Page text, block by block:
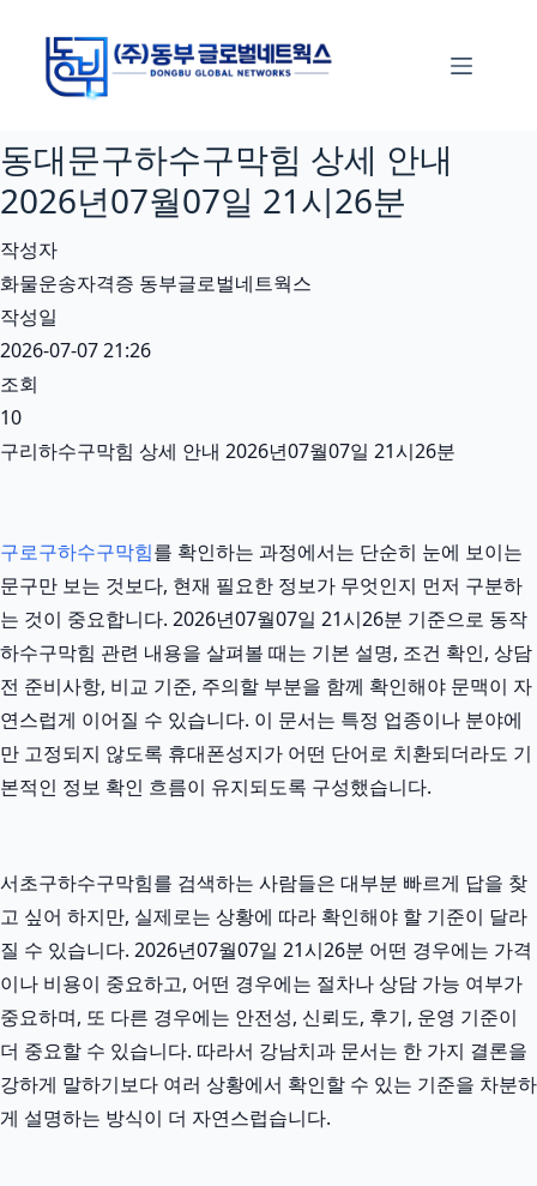
건
너
뛰
기
동대문구하수구막힘 상세 안내
2026년07월07일 21시26분
작성자
화물운송자격증 동부글로벌네트웍스
작성일
2026-07-07 21:26
조회
10
구리하수구막힘 상세 안내 2026년07월07일 21시26분
구로구하수구막힘를 확인하는 과정에서는 단순히 눈에 보이는
문구만 보는 것보다, 현재 필요한 정보가 무엇인지 먼저 구분하
는 것이 중요합니다. 2026년07월07일 21시26분 기준으로 동작
하수구막힘 관련 내용을 살펴볼 때는 기본 설명, 조건 확인, 상담
전 준비사항, 비교 기준, 주의할 부분을 함께 확인해야 문맥이 자
연스럽게 이어질 수 있습니다. 이 문서는 특정 업종이나 분야에
만 고정되지 않도록 휴대폰성지가 어떤 단어로 치환되더라도 기
본적인 정보 확인 흐름이 유지되도록 구성했습니다.
서초구하수구막힘를 검색하는 사람들은 대부분 빠르게 답을 찾
고 싶어 하지만, 실제로는 상황에 따라 확인해야 할 기준이 달라
질 수 있습니다. 2026년07월07일 21시26분 어떤 경우에는 가격
이나 비용이 중요하고, 어떤 경우에는 절차나 상담 가능 여부가
중요하며, 또 다른 경우에는 안전성, 신뢰도, 후기, 운영 기준이
더 중요할 수 있습니다. 따라서 강남치과 문서는 한 가지 결론을
강하게 말하기보다 여러 상황에서 확인할 수 있는 기준을 차분하
게 설명하는 방식이 더 자연스럽습니다.